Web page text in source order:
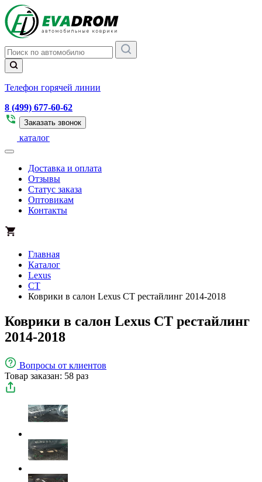
Телефон горячей линии
8 (499) 677-60-62
Заказать звонок
каталог
Доставка и оплата
Отзывы
Статус заказа
Оптовикам
Контакты
Главная
Каталог
Lexus
CT
Коврики в салон Lexus CT рестайлинг 2014-2018
Коврики в салон Lexus CT рестайлинг
2014-2018
Вопросы от клиентов
Товар заказан: 58 раз